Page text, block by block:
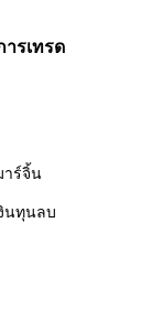
รเทรด
าร์จิ้น
นทุนลบ